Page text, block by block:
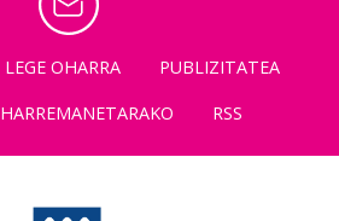
LEGE OHARRA
PUBLIZITATEA
HARREMANETARAKO RSS